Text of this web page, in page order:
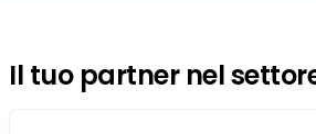
Il tuo partner nel